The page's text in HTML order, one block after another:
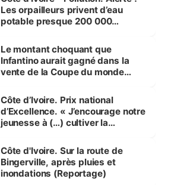
Les orpailleurs privent d’eau
potable presque 200 000
Le montant choquant que
Infantino aurait gagné dans la
vente de la Coupe du monde
Côte d’Ivoire. Prix national
d’Excellence. « J’encourage notre
jeunesse à (…) cultiver la
(Alassane Ouattara
Côte d'Ivoire. Sur la route de
Bingerville, après pluies et
inondations (Reportage)